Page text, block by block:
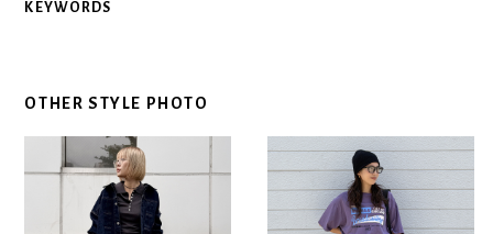
KEYWORDS
OTHER STYLE PHOTO